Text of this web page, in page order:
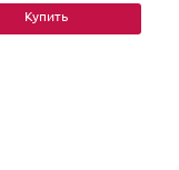
Купить